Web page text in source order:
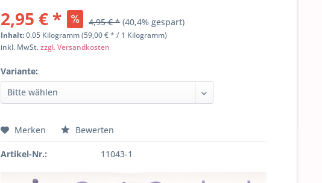
2,95 € * 4,95 € * (40,4% gespart)
Inhalt:0.05 Kilogramm (59,00 € * / 1 Kilogramm)
inkl. MwSt.zzgl. Versandkosten
Variante:
Merken Bewerten
Artikel-Nr.: 11043-1